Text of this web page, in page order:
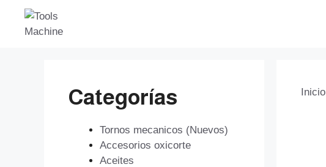
Saltar
contenido
Inicio
Categorías
Tornos mecanicos (Nuevos)
Accesorios oxicorte
Aceites